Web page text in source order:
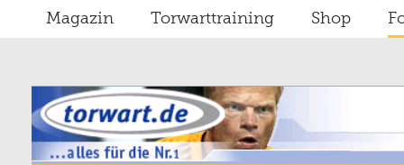
Magazin Torwarttraining Shop